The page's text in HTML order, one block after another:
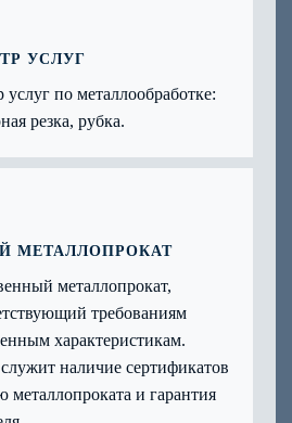
УСЛУГ
по металлообработке:
резка, рубка.
МЕТАЛЛОПРОКАТ
металлопрокат,
требованиям
характеристикам.
наличие сертификатов
и гарантия